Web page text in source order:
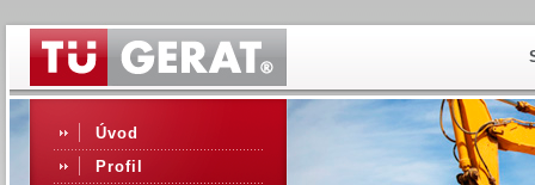
Úvod
Profil